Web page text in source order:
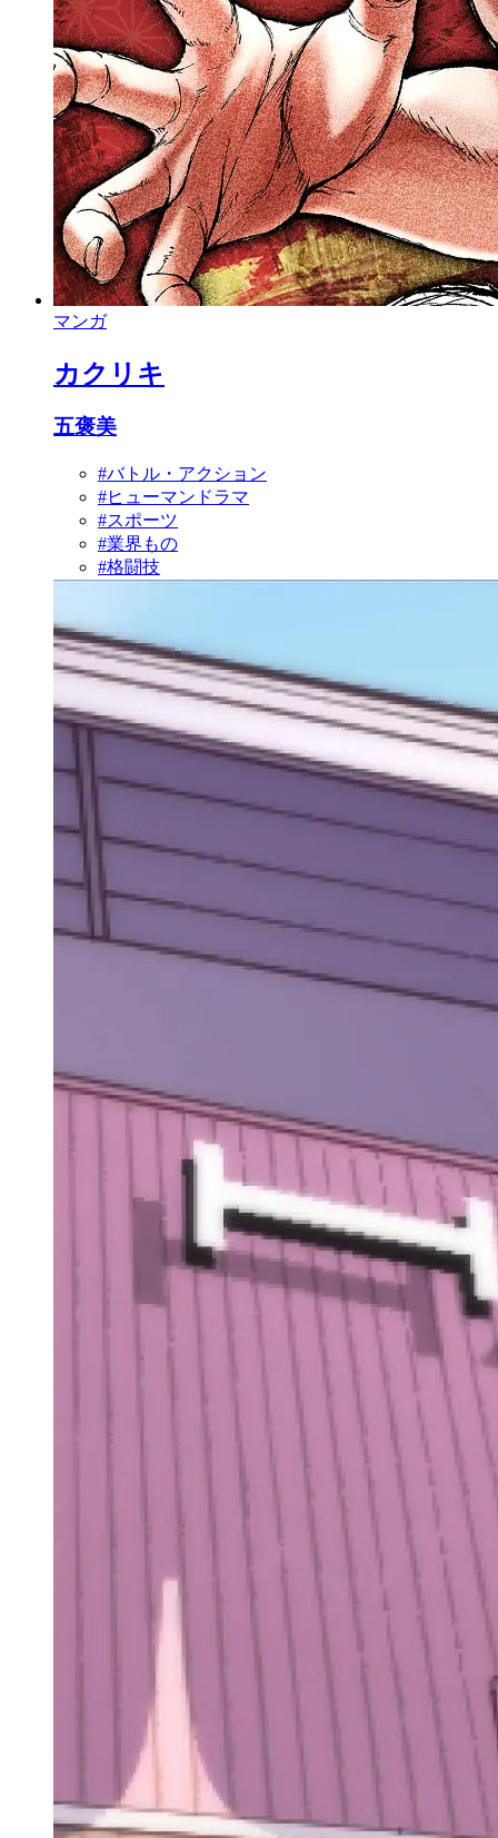
マンガ
カクリキ
五褒美
#バトル・アクション
#ヒューマンドラマ
#スポーツ
#業界もの
#格闘技